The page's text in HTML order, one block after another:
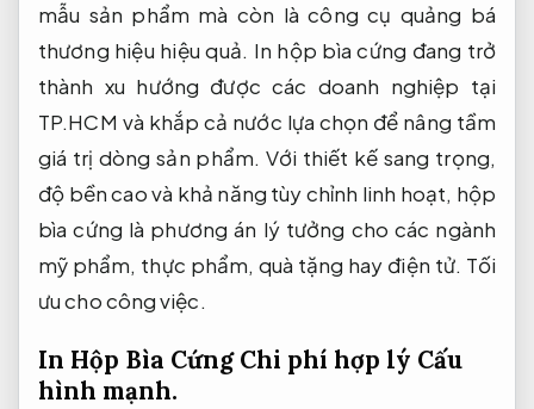
mẫu sản phẩm mà còn là công cụ quảng bá
thương hiệu hiệu quả. In hộp bìa cứng đang trở
thành xu hướng được các doanh nghiệp tại
TP.HCM và khắp cả nước lựa chọn để nâng tầm
giá trị dòng sản phẩm. Với thiết kế sang trọng,
độ bền cao và khả năng tùy chỉnh linh hoạt, hộp
bìa cứng là phương án lý tưởng cho các ngành
mỹ phẩm, thực phẩm, quà tặng hay điện tử. Tối
ưu cho công việc.
In Hộp Bìa Cứng Chi phí hợp lý Cấu
hình mạnh.